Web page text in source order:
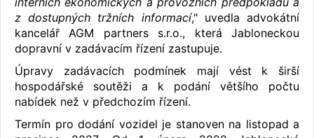
z dostupných tržních informací," uvedla advokátní
kancelář AGM partners s.r.o., která Jabloneckou
dopravní v zadávacím řízení zastupuje.
Úpravy zadávacích podmínek mají vést k širší
hospodářské soutěži a k podání většího počtu
nabídek než v předchozím řízení.
Termín pro dodání vozidel je stanoven na listopad a